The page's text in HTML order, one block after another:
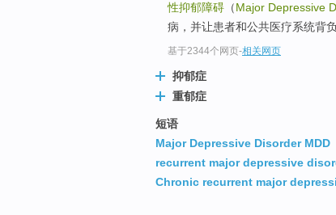
性抑郁障碍 （Major Depressive
病，并让患者和公共医疗系统背
基于2344个网页-相关网页
抑郁症
重郁症
短语
Major Depressive Disorder MDD
recurrent major depressive
Chronic recurrent major